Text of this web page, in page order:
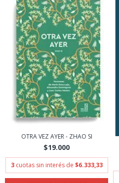
OTRA VEZ AYER - ZHAO SI
$19.000
3 cuotas sin interés de $6.333,33